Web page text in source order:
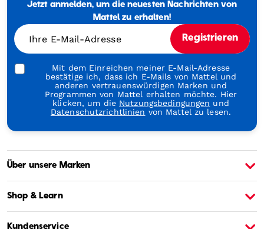
Generations
Play
Jetzt anmelden, um die neuesten Nachrichten von
Mattel zu erhalten!
Ihre E-Mail-Adresse Registrieren
Mit dem Einreichen meiner E-Mail-Adresse
bestätige ich, dass ich E-Mails von Mattel und
anderen vertrauenswürdigen Marken und
Programmen von Mattel erhalten möchte. Hier
klicken, um die Nutzungsbedingungen und
Datenschutzrichtlinien von Mattel zu lesen.
Über unsere Marken
Shop & Learn
Kundenservice